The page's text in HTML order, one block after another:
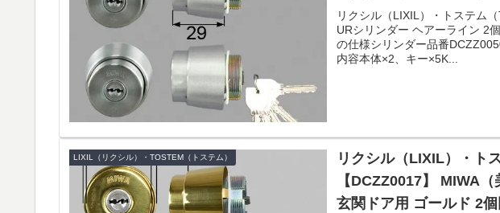
リクシル（LIXIL）・トステム
URシリンダー ヘアーライン 2
の仕様シリンダー品番
内容本体×2、キー×5K...
LIXIL（リクシル）・TOSTEM（トステム）
リクシル（LIXIL）・ト
【DCZZ0017】 MIWA
玄関ドア用 ゴールド 2